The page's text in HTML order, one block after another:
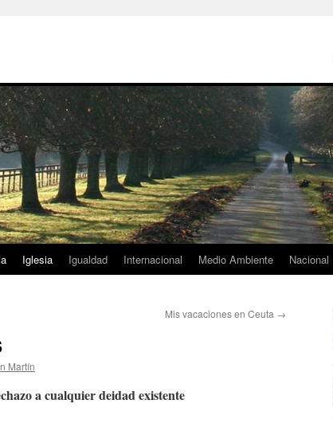
Iglesia Igualdad Internacional Medio Ambiente Nacional
Mis vacaciones en Ceuta →
Martín
a cualquier deidad existente